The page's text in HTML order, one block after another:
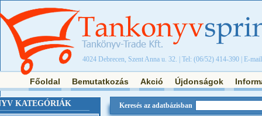
4024 Debrecen, Szent Anna u. 32. | Tel: (06/52) 414-390 | E-
Főoldal Bemutatkozás Akció Újdonságok
KATEGÓRIÁK Keresés az adatbázisban